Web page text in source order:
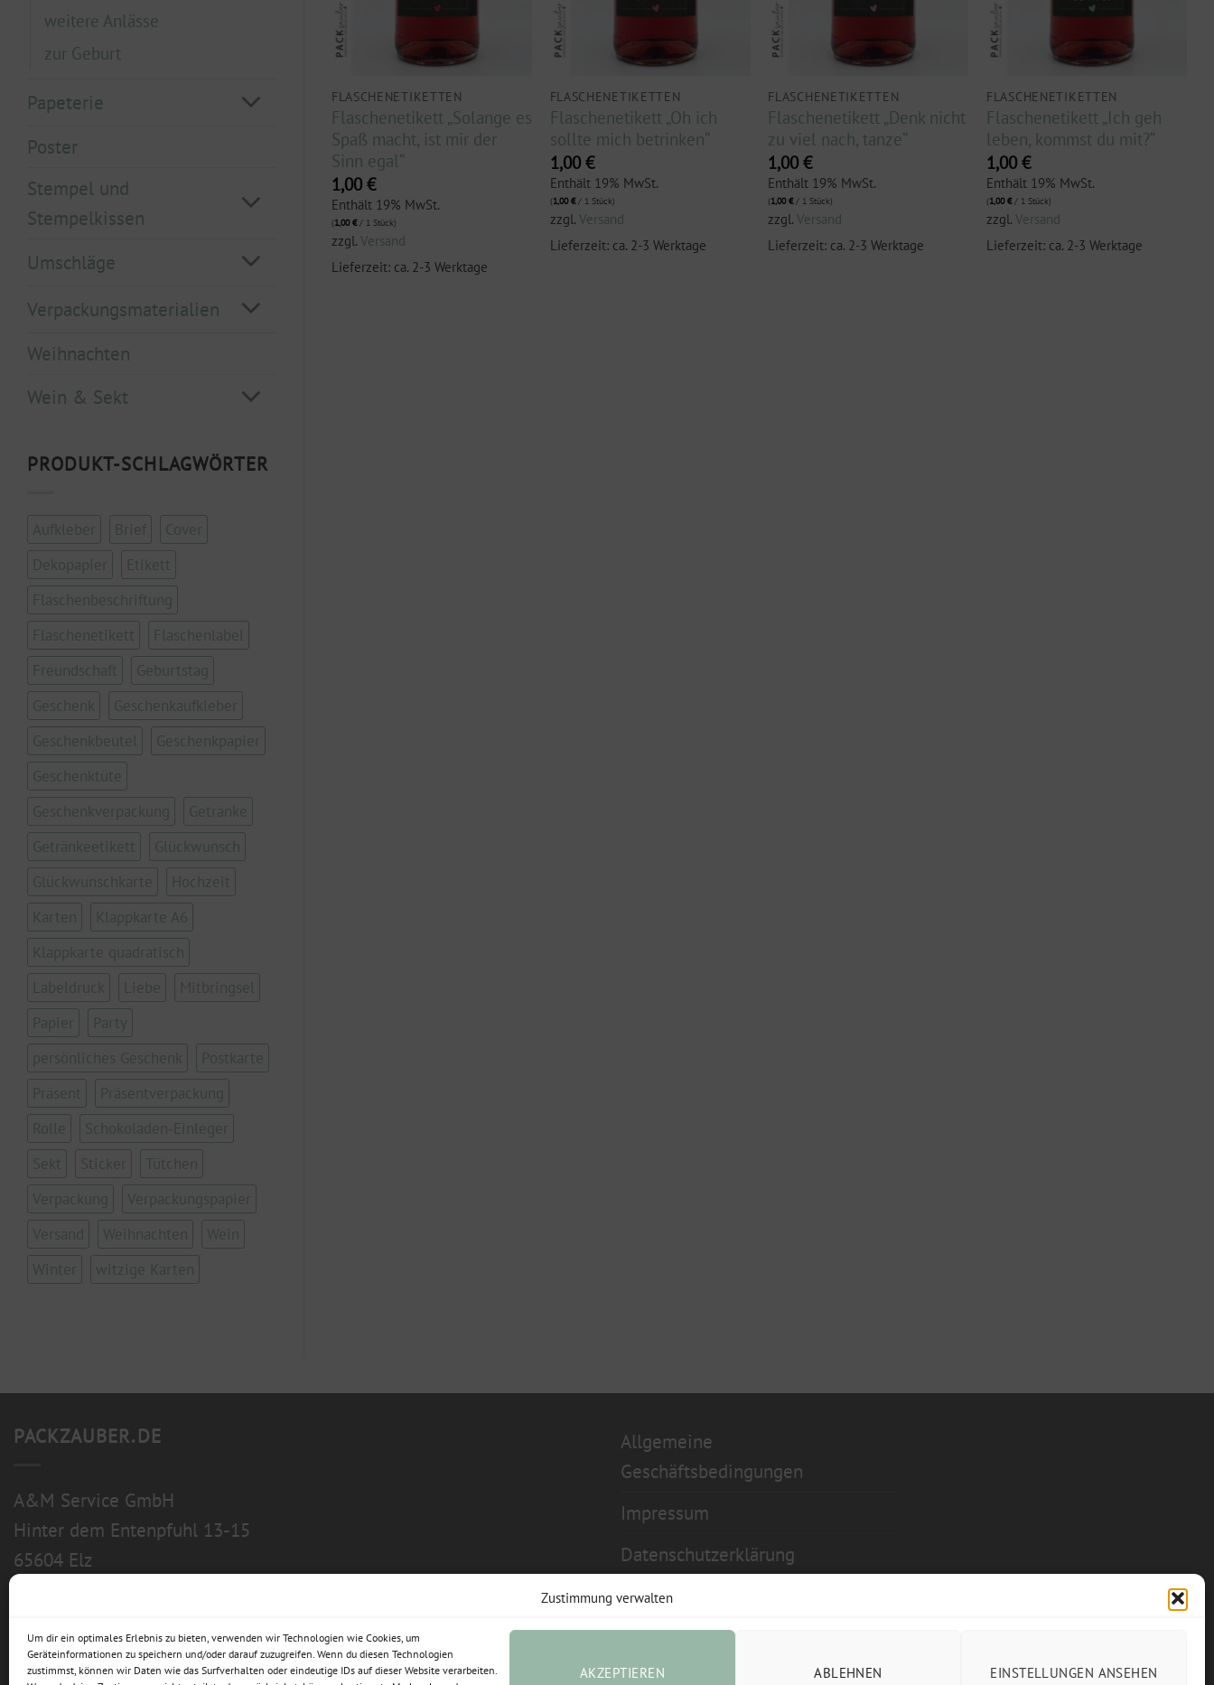
Zustimmung verwalten
Um dir ein optimales Erlebnis zu bieten, verwenden wir Technologien wie Cookies, um
Geräteinformationen zu speichern und/oder darauf zuzugreifen. Wenn du diesen Technologien
zustimmst, können wir Daten wie das Surfverhalten oder eindeutige IDs auf dieser Website verarbeiten.
AKZEPTIEREN ABLEHNEN EINSTELLUNGEN ANSEHEN
weitere Anlässe
zur Geburt
Papeterie
Poster
Stempel und
Stempelkissen
Umschläge
Verpackungsmaterialien
Weihnachten
Wein & Sekt
PRODUKT-SCHLAGWÖRTER
Aufkleber Brief
Cover
Dekopapier
Etikett
Flaschenbeschriftung
Flaschenetikett
Flaschenlabel
Freundschaft
Geburtstag
Geschenk
Geschenkaufkleber
Geschenkbeutel
Geschenkpapier
Geschenktüte
Geschenkverpackung
Getränke
Getränkeetikett
Glückwunsch
Glückwunschkarte
Hochzeit
Karten
Klappkarte A6
Klappkarte quadratisch
Labeldruck
Liebe
Mitbringsel
Papier
Party
persönliches Geschenk
Postkarte
Präsent
Präsentverpackung
Rolle
Schokoladen-Einleger
Sekt
Sticker
Tütchen
Verpackung
Verpackungspapier
Versand
Weihnachten
Wein
Winter
witzige Karten
FLASCHENETIKETTEN
Flaschenetikett „Solange es
Spaß macht, ist mir der
Sinn egal“
1,00 €
Enthält 19% MwSt.
(1,00€/ 1 Stück)
zzgl. Versand
Lieferzeit: ca. 2-3 Werktage
FLASCHENETIKETTEN
Flaschenetikett „Oh ich
sollte mich betrinken“
1,00 €
Enthält 19% MwSt.
(1,00€/ 1 Stück)
zzgl. Versand
Lieferzeit: ca. 2-3 Werktage
FLASCHENETIKETTEN
Flaschenetikett „Denk nicht
zu viel nach, tanze“
1,00€
Enthält 19% MwSt.
(1,00€/ 1 Stück)
zzgl.Versand
Lieferzeit: ca. 2-3 Werktage
FLASCHENETIKETTEN
Flaschenetikett „Ich geh
leben, kommst du mit?“
1,00€
Enthält 19% MwSt.
(1,00€/ 1 Stück)
zzgl.Versand
Lieferzeit: ca. 2-3 Werktage
Hip
FLASCHENETIKETTEN
Enthält 19% MwSt.
zzgl.Versand
PACKZAUBER.DE
A&M Service GmbH
Hinter dem Entenpfuhl 13-15
65604 Elz
Allgemeine
Geschäftsbedingungen
Impressum
Datenschutzerklärung
Widerrufsbelehrung
Cookie-Richtlinie (EU)
Vertrag widerrufen